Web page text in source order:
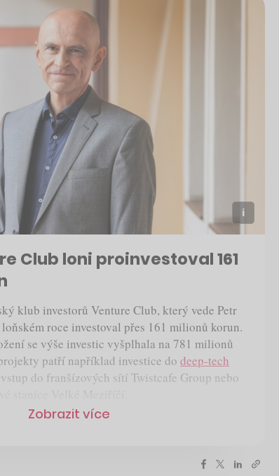
Club loni proinvestoval 161
klub investorů Venture Club, který vede Petr
roce investoval přes 161 milionů korun.
se výše investic vyšplhala na 781 milionů
patří například investice do deep-tech
do franšízových sítí Twistcafe Group nebo
Zobrazit více